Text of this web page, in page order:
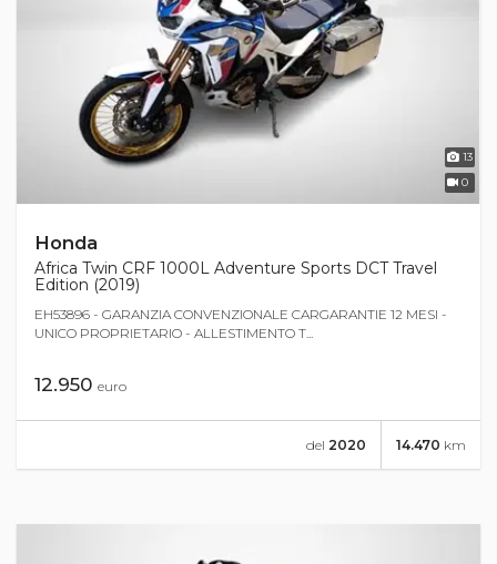
13
0
Honda
Africa Twin CRF 1000L Adventure Sports DCT Travel
Edition (2019)
EH53896 - GARANZIA CONVENZIONALE CARGARANTIE 12 MESI -
UNICO PROPRIETARIO - ALLESTIMENTO T...
12.950 euro
14.470 km
del 2020